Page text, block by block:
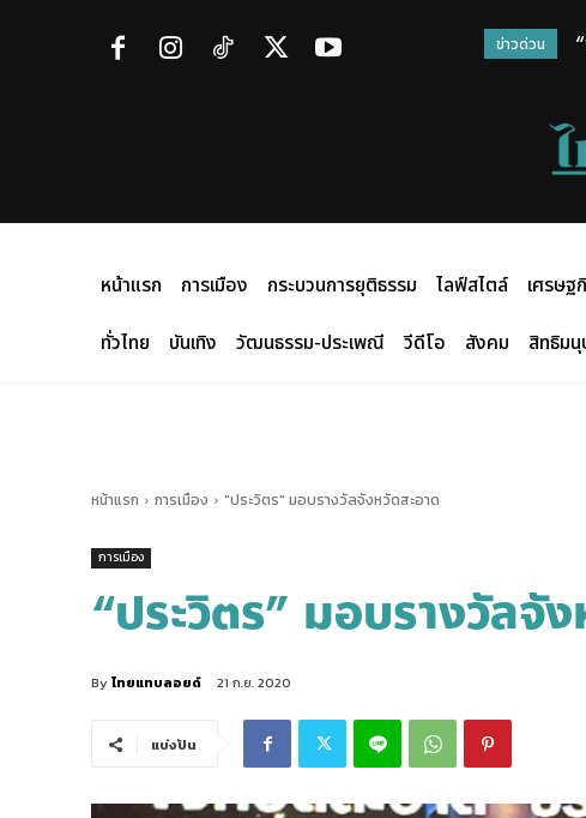
ข่าวด่วน
หน้าแรก การเมือง กระบวนการยุติธรรม ไลฟ์สไตล์ เศรษฐ
ทั่วไทย
บันเทิง วัฒนธรรม-ประเพณี วีดีโอ สังคม สิทธิมนุ
หน้าแรก การเมือง "ประวิตร" มอบรางวัลจังหวัดสะอาด
การเมือง
“ประวิตร” มอบรางวัลจั
By ไทยแทบลอยด์ 21 ก.ย. 2020
แบ่งปัน